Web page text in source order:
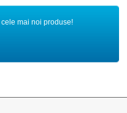
mai noi produse!